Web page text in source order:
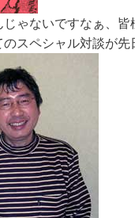
ゃないですなぁ、皆
スペシャル対談が先